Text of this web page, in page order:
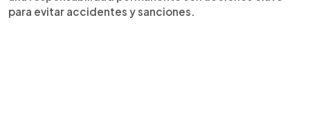
para evitar accidentes y sanciones.